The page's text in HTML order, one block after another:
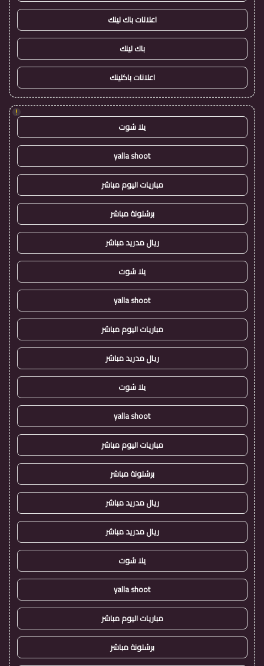
اعلانات باك لينك
باك لينك
اعلانات باكلينك
!
يلا شوت
yalla shoot
مباريات اليوم مباشر
برشلونة مباشر
ريال مدريد مباشر
يلا شوت
yalla shoot
مباريات اليوم مباشر
ريال مدريد مباشر
يلا شوت
yalla shoot
مباريات اليوم مباشر
برشلونة مباشر
ريال مدريد مباشر
ريال مدريد مباشر
يلا شوت
yalla shoot
مباريات اليوم مباشر
برشلونة مباشر